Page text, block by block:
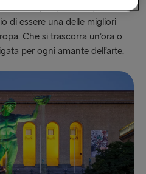
di dipinti, sculture, arazzi e
di essere una delle migliori
Che si trascorra un’ora o
per ogni amante dell’arte.